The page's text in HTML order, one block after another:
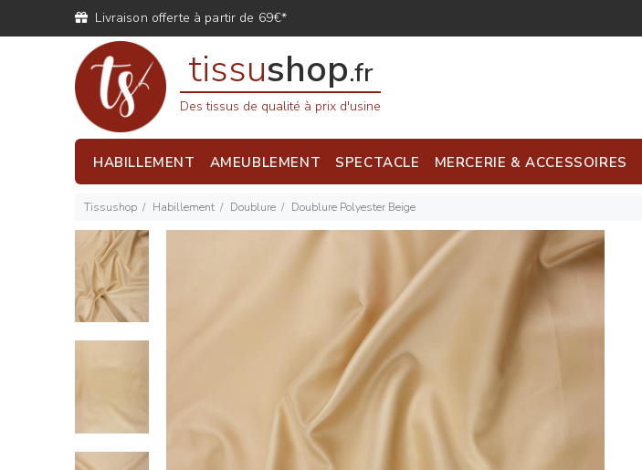
Livraison offerte à partir de 69€*
tissushop.fr
Des tissus de qualité à prix d'usine
HABILLEMENT AMEUBLEMENT SPECTACLE MERCERIE & ACCESSOIRES
Tissushop Habillement Doublure Doublure Polyester Beige